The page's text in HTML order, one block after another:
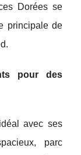
Dorées se
principale de
pour des
avec ses
parc